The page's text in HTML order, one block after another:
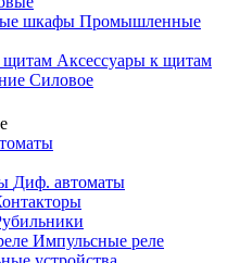
Промышленные
Аксессуары к щитам
Силовое
Диф. автоматы
Импульсные реле